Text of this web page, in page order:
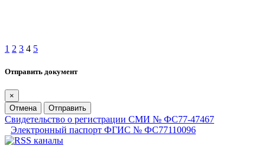
1 2 3 4 5
Отправить документ
×
Отмена
Отправить
Свидетельство о регистрации СМИ № ФС77-47467
Электронный паспорт ФГИС № ФС77110096